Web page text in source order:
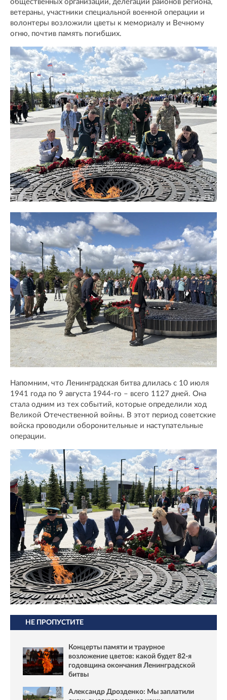
общественных организаций, делегации районов региона,
ветераны, участники специальной военной операции и
волонтеры возложили цветы к мемориалу и Вечному
огню, почтив память погибших.
Напомним, что Ленинградская битва длилась с 10 июля
1941 года по 9 августа 1944-го – всего 1127 дней. Она
стала одним из тех событий, которые определили ход
Великой Отечественной войны. В этот период советские
войска проводили оборонительные и наступательные
операции.
НЕ ПРОПУСТИТЕ
Концерты памяти и траурное
возложение цветов: какой будет 82-я
годовщина окончания Ленинградской
битвы
Александр Дрозденко: Мы заплатили